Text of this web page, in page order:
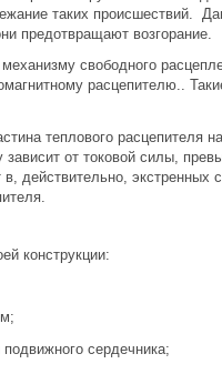
таких происшествий.
предотвращают возгорание.
свободного
расцепителю..
теплового расцепителя
от токовой силы,
действительно,
конструкции:
сердечника;